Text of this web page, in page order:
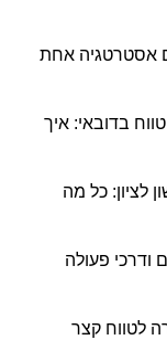
אסטרטגיה אחת
בדובאי: איך
לציון: כל מה
ודרכי פעולה
לטווח קצר